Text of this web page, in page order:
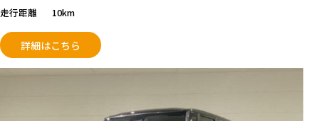
走行距離
10km
詳細はこちら